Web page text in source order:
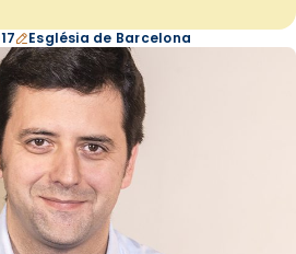
Església de Barcelona